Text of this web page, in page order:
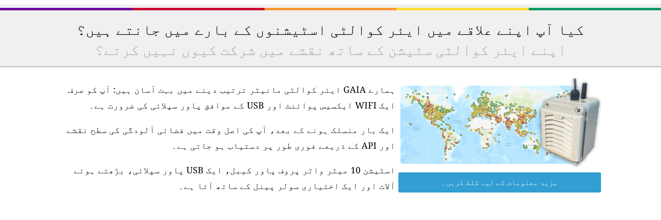
کیا آپ اپنے علاقے میں ایئر کوالٹی اسٹیشنوں کے بارے میں جانتے ہیں؟
اپنے ایئر کوالٹی سٹیشن کے ساتھ نقشے میں شرکت کیوں نہیں کرتے؟
ہمارے GAIA ایئر کوالٹی مانیٹر ترتیب دینے میں بہت آسان ہیں: آپ کو صرف
ایک WIFI ایکسیس پوائنٹ اور USB کے موافق پاور سپلائی کی ضرورت ہے۔
ایک بار منسلک ہونے کے بعد، آپ کی اصل وقت میں فضائی آلودگی کی سطح نقشے
اور API کے ذریعے فوری طور پر دستیاب ہو جاتی ہے۔
اسٹیشن 10 میٹر واٹر پروف پاور کیبل، ایک USB پاور سپلائی، بڑھتے ہوئے
آلات اور ایک اختیاری سولر پینل کے ساتھ آتا ہے۔
مزید معلومات کے لیے کلک کریں۔